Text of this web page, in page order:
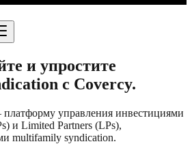
и упростите
с Covercy.
управления инвестициями
и Limited Partners (LPs),
multifamily syndication.